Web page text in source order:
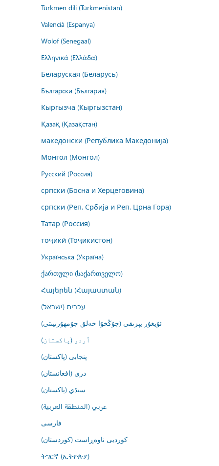
Türkmen dili (Türkmenistan)
Valencià (Espanya)
Wolof (Senegaal)
Ελληνικά (Ελλάδα)
Беларуская (Беларусь)
Български (България)
Кыргызча (Кыргызстан)
Қазақ (Қазақстан)
македонски (Република Македонија)
Монгол (Монгол)
Русский (Россия)
српски (Босна и Херцеговина)
српски (Реп. Србија и Реп. Црна Гора)
Татар (Россия)
тоҷикӣ (Тоҷикистон)
Українська (Україна)
ქართული (საქართველო)
Հայերեն (Հայաստան)
עברית (ישראל)
ئۇيغۇر يېزىقى (جۇڭخۇا خەلق جۇمھۇرىيىتى)
اُردو (پاکستان)
پنجابی (پاکستان)
درى (افغانستان)
سنڌي (پاکستان)
عربي (المنطقة العربية)
فارسى
کوردیی ناوەڕاست (کوردستان)
ትግርኛ (ኢትዮጵያ)